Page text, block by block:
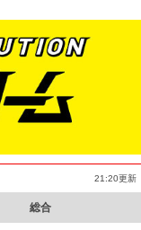
21:20更新
総合